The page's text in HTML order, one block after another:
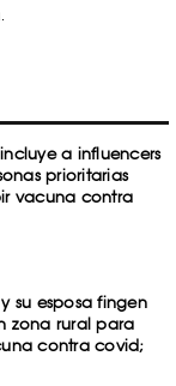
a influencers
prioritarias
vacuna contra
su esposa fingen
zona rural para
contra covid;